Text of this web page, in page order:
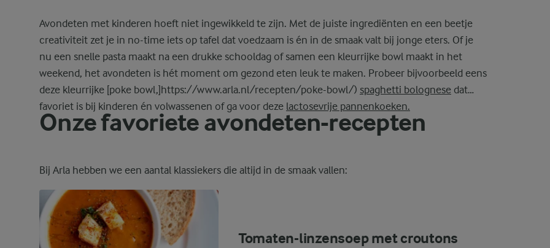
Avondeten met kinderen hoeft niet ingewikkeld te zijn. Met de juiste ingrediënten en een beetje
creativiteit zet je in no-time iets op tafel dat voedzaam is én in de smaak valt bij jonge eters. Of je
nu een snelle pasta maakt na een drukke schooldag of samen een kleurrijke bowl maakt in het
weekend, het avondeten is hét moment om gezond eten leuk te maken. Probeer bijvoorbeeld eens
deze kleurrijke [poke bowl,]https://www.arla.nl/recepten/poke-bowl/) spaghetti bolognese dat
favoriet is bij kinderen én volwassenen of ga voor deze lactosevrije pannenkoeken.
Onze favoriete avondeten-recepten
Bij Arla hebben we een aantal klassiekers die altijd in de smaak vallen:
Tomaten-linzensoep met croutons